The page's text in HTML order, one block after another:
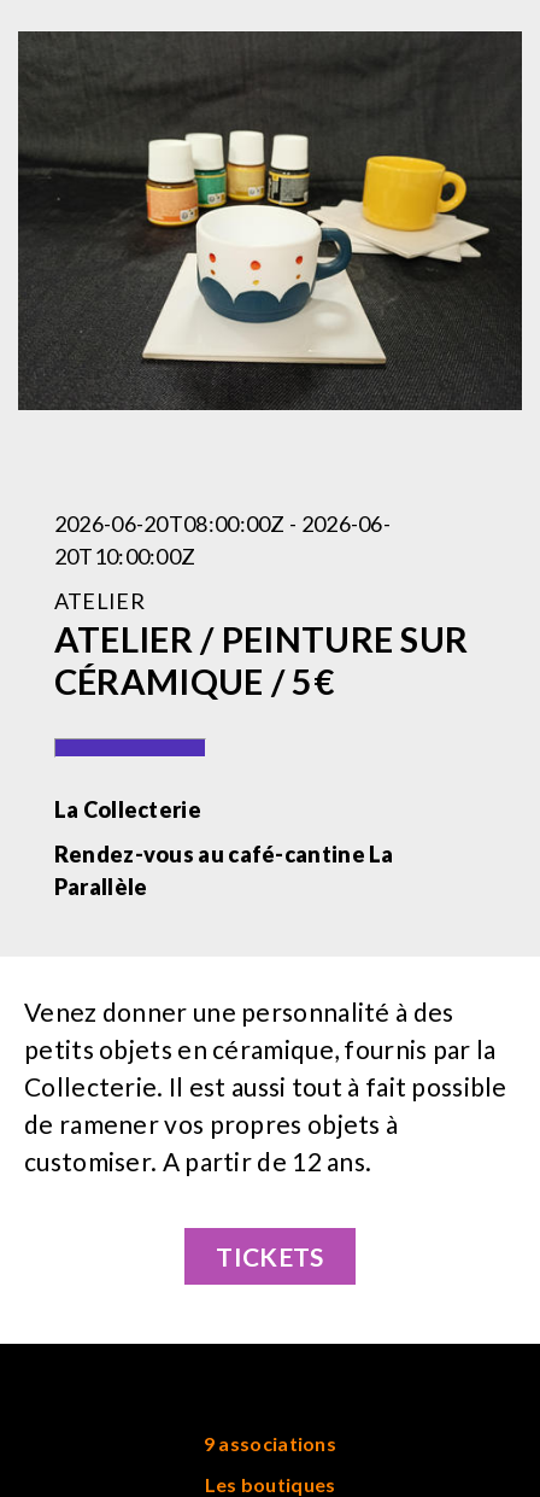
2026-06-20T08:00:00Z - 2026-06-
20T10:00:00Z
ATELIER
ATELIER / PEINTURE SUR
CÉRAMIQUE / 5€
La Collecterie
Rendez-vous au café-cantine La
Parallèle
Venez donner une personnalité à des
petits objets en céramique, fournis par la
Collecterie. Il est aussi tout à fait possible
de ramener vos propres objets à
customiser. A partir de 12 ans.
TICKETS
9 associations
Les boutiques